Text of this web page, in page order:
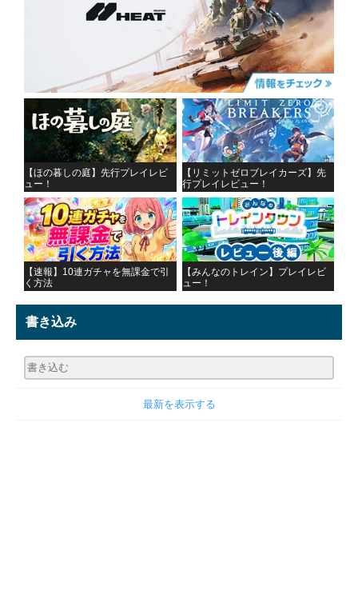
【ほの暮しの庭】先行プレイレビ
ュー！
【リミットゼロブレイカーズ】先
行プレイレビュー！
【速報】10連ガチャを無課金で引
く方法
【みんなのトレイン】プレイレビ
ュー！
書き込み
最新を表示する